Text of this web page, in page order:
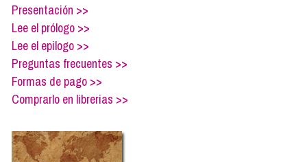
Info viajeros
Contactar
Presentación >>
Lee el prólogo >>
Lee el epilogo >>
Preguntas frecuentes >>
Formas de pago >>
Comprarlo en librerias >>